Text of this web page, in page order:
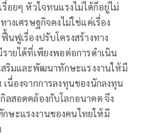
อยๆ หัวใจทนแรงไม่ได้ก็อยู่ไม่
างเศรษฐกิจคงไม่ใช่แค่เรื่อง
นฟูเรื่องปรับโครงสร้างทาง
ายได้ที่เพียงพอต่อการดำเนิน
สริมและพัฒนาทักษะแรงงานให้มี
นื่องจากการลงทุนของนักลงทุน
ลสอดคล้องกับโลกอนาคต จึง
ษะแรงงานของคนไทยให้มี